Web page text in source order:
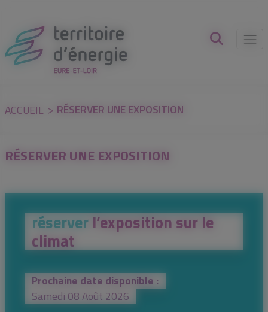
ACCUEIL RÉSERVER UNE EXPOSITION
RÉSERVER UNE EXPOSITION
réserver l’exposition sur le
climat
Prochaine date disponible :
Samedi 08 Août 2026